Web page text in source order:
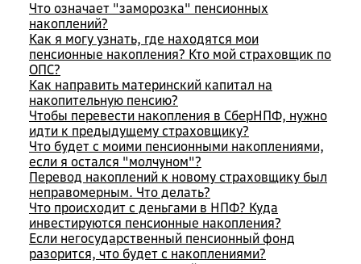
Что означает "заморозка" пенсионных
накоплений?
Как я могу узнать, где находятся мои
пенсионные накопления? Кто мой страховщик по
ОПС?
Как направить материнский капитал на
накопительную пенсию?
Чтобы перевести накопления в СберНПФ, нужно
идти к предыдущему страховщику?
Что будет с моими пенсионными накоплениями,
если я остался "молчуном"?
Перевод накоплений к новому страховщику был
неправомерным. Что делать?
Что происходит с деньгами в НПФ? Куда
инвестируются пенсионные накопления?
Если негосударственный пенсионный фонд
разорится, что будет с накоплениями?